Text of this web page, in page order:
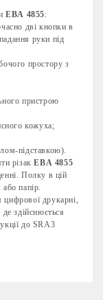
EBA 4855:
дві кнопки в
руки під
простору з
пристрою
кожуха;
підставкою).
різакEBA 4855
Полку в цій
папір.
друкарні,
здійснюється
до SR А3